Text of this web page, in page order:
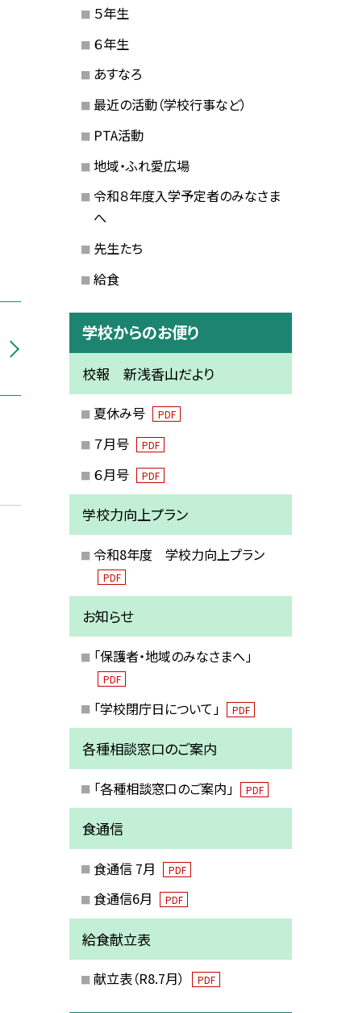
５年生
６年生
あすなろ
最近の活動（学校行事など）
PTA活動
地域・ふれ愛広場
令和８年度入学予定者のみなさま
へ
先生たち
給食
学校からのお便り
校報 新浅香山だより
夏休み号 PDF
７月号 PDF
６月号 PDF
学校力向上プラン
令和8年度 学校力向上プラン
PDF
お知らせ
「保護者・地域のみなさまへ」
PDF
「学校閉庁日について」 PDF
各種相談窓口のご案内
「各種相談窓口のご案内」 PDF
食通信
食通信 7月 PDF
食通信6月 PDF
給食献立表
献立表（R8.7月） PDF